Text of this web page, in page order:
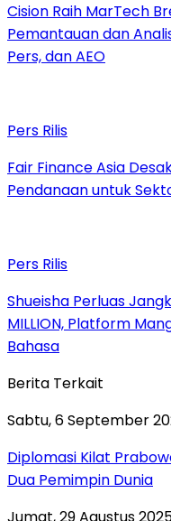
Cision Raih MarTech
Pemantauan dan
Pers, dan AEO
Pers Rilis
Fair Finance Asia
Pendanaan untuk
Pers Rilis
Shueisha Perluas
MILLION, Platform
Bahasa
Berita Terkait
Sabtu, 6 September
Diplomasi Kilat
Dua Pemimpin Dunia